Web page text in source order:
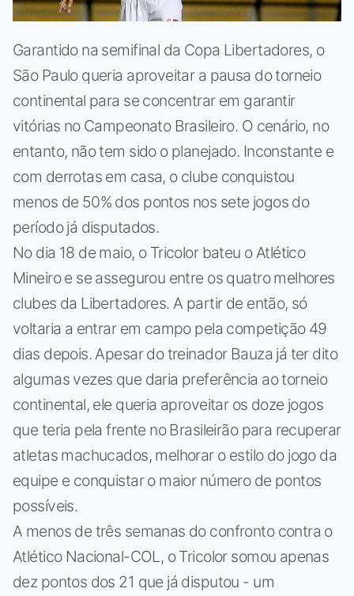
Garantido na semifinal da Copa Libertadores, o
São Paulo queria aproveitar a pausa do torneio
continental para se concentrar em garantir
vitórias no Campeonato Brasileiro. O cenário, no
entanto, não tem sido o planejado. Inconstante e
com derrotas em casa, o clube conquistou
menos de 50% dos pontos nos sete jogos do
período já disputados.
No dia 18 de maio, o Tricolor bateu o Atlético
Mineiro e se assegurou entre os quatro melhores
clubes da Libertadores. A partir de então, só
voltaria a entrar em campo pela competição 49
dias depois. Apesar do treinador Bauza já ter dito
algumas vezes que daria preferência ao torneio
continental, ele queria aproveitar os doze jogos
que teria pela frente no Brasileirão para recuperar
atletas machucados, melhorar o estilo do jogo da
equipe e conquistar o maior número de pontos
possíveis.
A menos de três semanas do confronto contra o
Atlético Nacional-COL, o Tricolor somou apenas
dez pontos dos 21 que já disputou - um